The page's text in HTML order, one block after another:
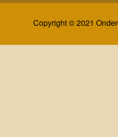
Copyright © 2021